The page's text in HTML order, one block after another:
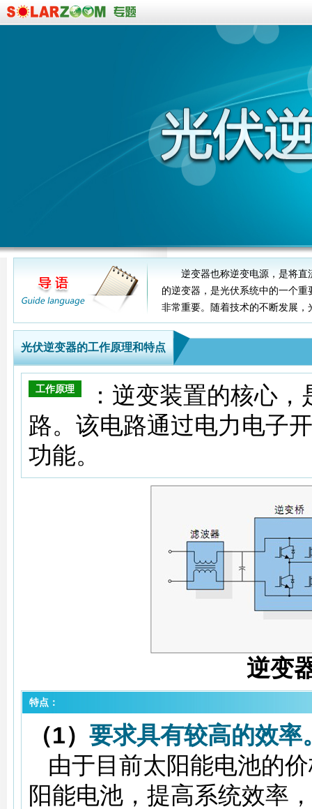
逆变器也称逆变电源，是将
的逆变器，是光伏系统中的一个
非常重要。随着技术的不断发展
光伏逆变器的工作原理和特点
工作原理
：逆变装置的核心
路。该电路通过电力电子
功能。
逆变
特点：
（1） 要求具有较高的效率
由于目前太阳能电池的
阳能电池，提高系统效率